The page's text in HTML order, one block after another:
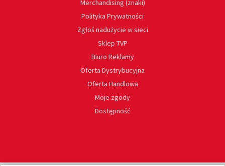
Merchandising (znaki)
Polityka Prywatności
Zgłoś nadużycie w sieci
Sklep TVP
Biuro Reklamy
Oferta Dystrybucyjna
Oferta Handlowa
Moje zgody
Dostępność